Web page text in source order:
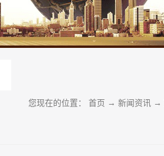
您现在的位置： 首页 → 新闻资讯 →